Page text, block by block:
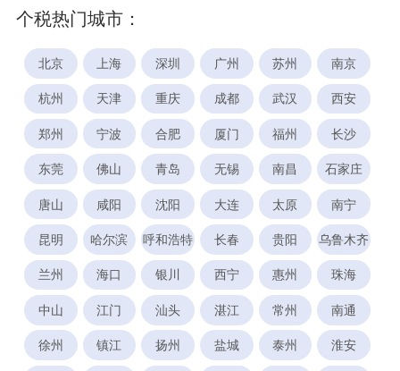
个税热门城市：
北京 上海 深圳 广州 苏州 南京
杭州 天津 重庆 成都 武汉 西安
郑州 宁波 合肥 厦门 福州 长沙
东莞 佛山 青岛 无锡 南昌 石家庄
唐山 咸阳 沈阳 大连 太原 南宁
昆明 哈尔滨 呼和浩特 长春 贵阳 乌鲁木齐
兰州 海口 银川 西宁 惠州 珠海
中山 江门 汕头 湛江 常州 南通
徐州 镇江 扬州 盐城 泰州 淮安